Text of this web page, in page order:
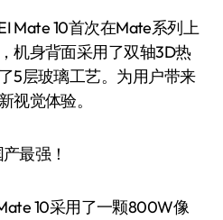
10首次在Mate系列上
机身背面采用了双轴3D热
5层玻璃工艺。为用户带来
视觉体验。
10采用了一颗800W像